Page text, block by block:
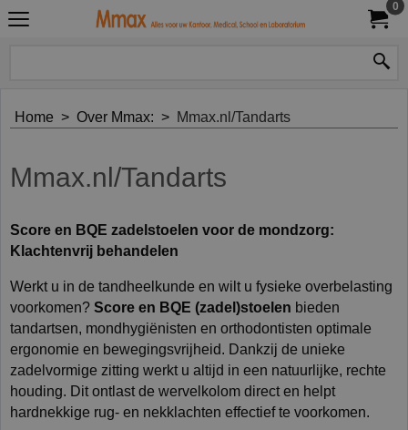
0
Home > Over Mmax: > Mmax.nl/Tandarts
Mmax.nl/Tandarts
Score en BQE zadelstoelen voor de mondzorg:
Klachtenvrij behandelen
Werkt u in de tandheelkunde en wilt u fysieke overbelasting
voorkomen? Score en BQE (zadel)stoelen bieden
tandartsen, mondhygiënisten en orthodontisten optimale
ergonomie en bewegingsvrijheid. Dankzij de unieke
zadelvormige zitting werkt u altijd in een natuurlijke, rechte
houding. Dit ontlast de wervelkolom direct en helpt
hardnekkige rug- en nekklachten effectief te voorkomen.